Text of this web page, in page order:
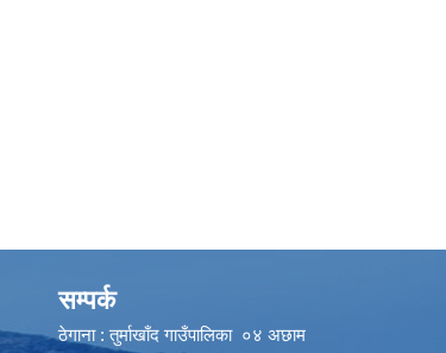
सम्पर्क
ठेगाना : तुर्माखाँद गाउँपालिका ०४ अछाम